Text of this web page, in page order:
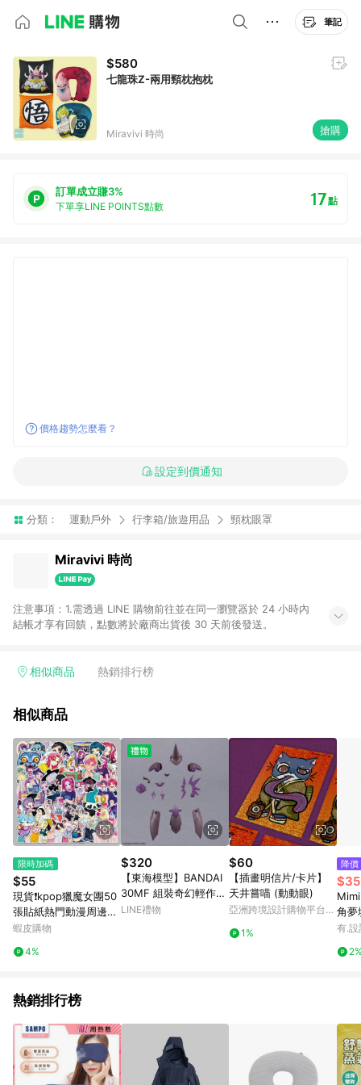
筆記
$580
七龍珠Z-兩用頸枕抱枕
Miravivi 時尚 搶購
訂單成立賺3%
下單享LINE POINTS點數 17點
價格趨勢怎麼看？
設定到價通知
分類： 運動戶外 行李箱/旅遊用品 頸枕眼罩
Miravivi 時尚
注意事項：1.需透過 LINE 購物前往並在同一瀏覽器於 24 小時內
結帳才享有回饋，點數將於廠商出貨後 30 天前後發送。
相似商品 熱銷排行榜
相似商品
限時加碼
$55
現貨❗️kpop獵魔女團50
張貼紙熱門動漫周邊防
水裝飾手機貼紙 HUNT
宇 sajaboy
蝦皮購物
4%
$320
【東海模型】BANDAI
30MF 組裝奇幻輕作戰
升級鎧甲 洛桑術士 組
LINE禮物
$60
【插畫明信片/卡片】
天井嘗喵 (動動眼)
亞洲跨境設計購物平台
1%
降價
角夢
答夾
有.
熱銷排行榜